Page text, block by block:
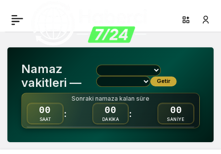
Namaz
vakitleri —
Getir
Sonraki namaza kalan süre
00
SAAT
: 00
DAKİKA
: 00
SANİYE
‘Üç puan almak aslında Paylaş